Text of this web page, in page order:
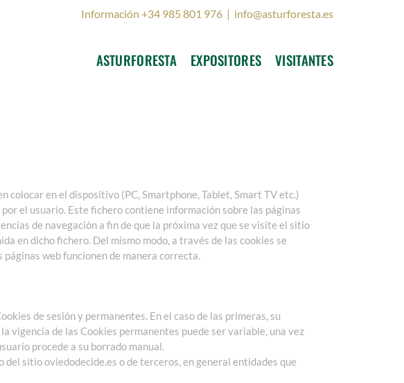
Información +34 985 801 976 | info@asturforesta.es
ASTURFORESTA EXPOSITORES VISITANTES
colocar en el dispositivo (PC, Smartphone, Tablet, Smart TV etc.)
el usuario. Este fichero contiene información sobre las páginas
de navegación a fin de que la próxima vez que se visite el sitio
en dicho fichero. Del mismo modo, a través de las cookies se
web funcionen de manera correcta.
de sesión y permanentes. En el caso de las primeras, su
vigencia de las Cookies permanentes puede ser variable, una vez
procede a su borrado manual.
sitio oviedodecide.es o de terceros, en general entidades que